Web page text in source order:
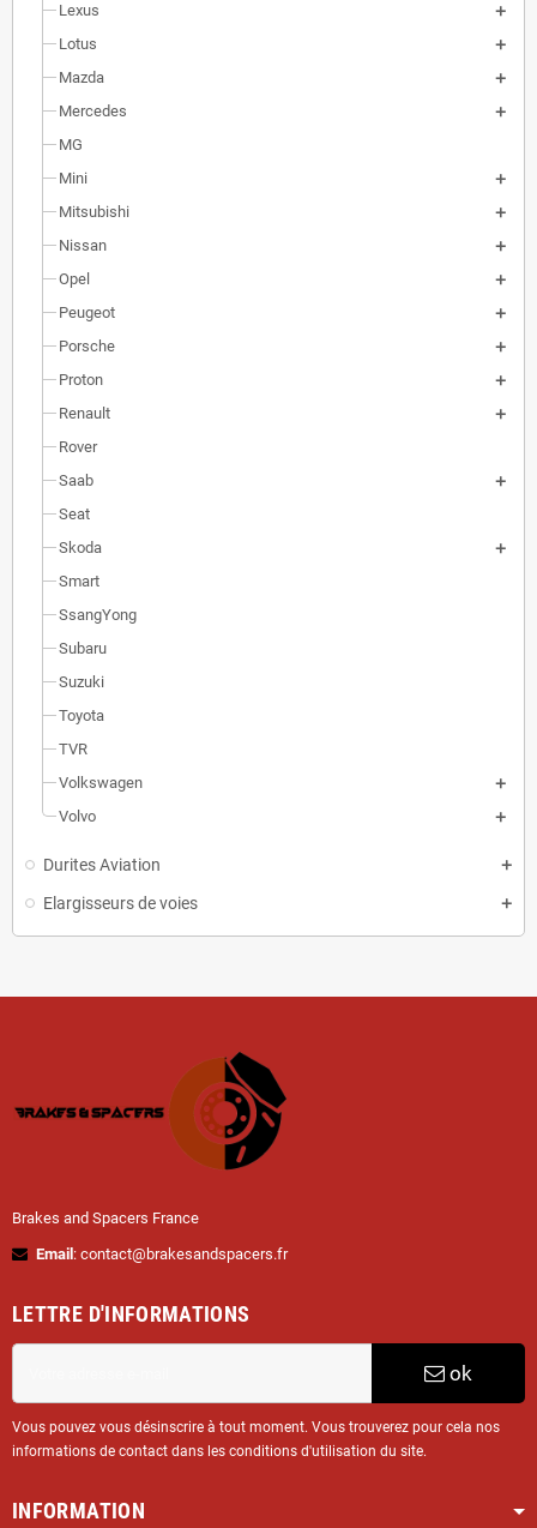
Lexus
Lotus
Mazda
Mercedes
MG
Mini
Mitsubishi
Nissan
Opel
Peugeot
Porsche
Proton
Renault
Rover
Saab
Seat
Skoda
Smart
SsangYong
Subaru
Suzuki
Toyota
TVR
Volkswagen
Volvo
Durites Aviation
Elargisseurs de voies
Brakes and Spacers France
Email : contact@brakesandspacers.fr
LETTRE D'INFORMATIONS
ok
Vous pouvez vous désinscrire à tout moment. Vous trouverez pour cela nos
informations de contact dans les conditions d'utilisation du site.
INFORMATION